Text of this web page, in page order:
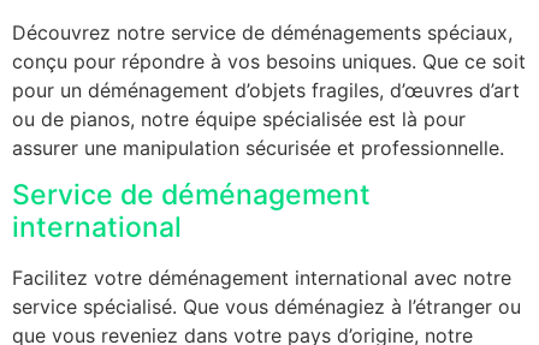
Découvrez notre service de déménagements spéciaux,
conçu pour répondre à vos besoins uniques. Que ce soit
pour un déménagement d’objets fragiles, d’œuvres d’art
ou de pianos, notre équipe spécialisée est là pour
assurer une manipulation sécurisée et professionnelle.
Service de déménagement
international
Facilitez votre déménagement international avec notre
service spécialisé. Que vous déménagiez à l’étranger ou
que vous reveniez dans votre pays d’origine, notre